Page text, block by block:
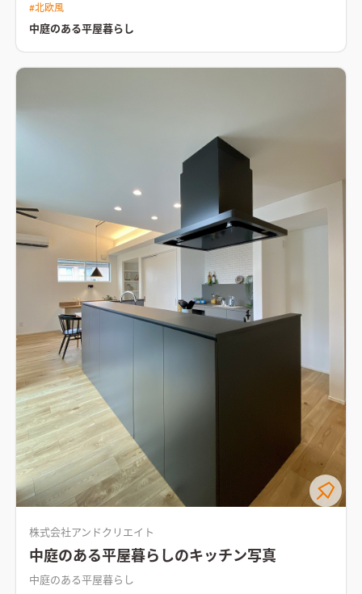
#北欧風
中庭のある平屋暮らし
株式会社アンドクリエイト
中庭のある平屋暮らしのキッチン写真
中庭のある平屋暮らし